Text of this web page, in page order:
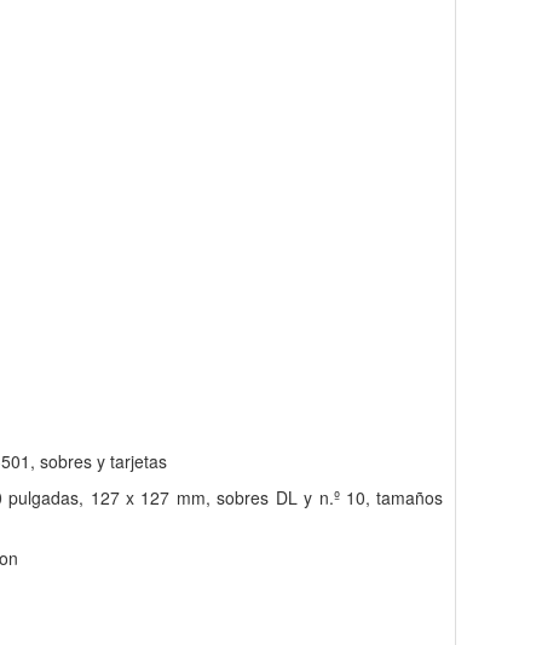
sobres y tarjetas
127 x 127 mm, sobres DL y n.º 10, tamaños